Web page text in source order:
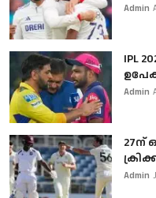
Admin
IPL
Admin
27ന്
Admin